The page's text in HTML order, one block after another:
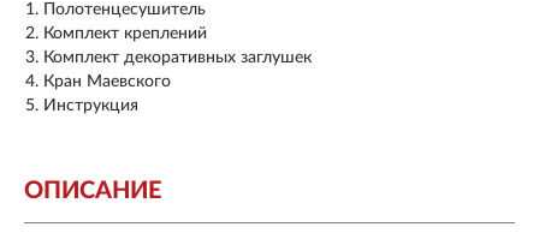
Полотенцесушитель
Комплект креплений
Комплект декоративных заглушек
Кран Маевского
Инструкция
ОПИСАНИЕ